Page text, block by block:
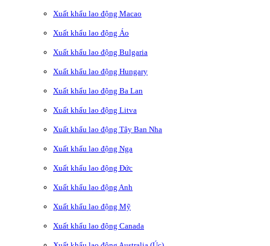
Xuất khẩu lao động Macao
Xuất khẩu lao động Áo
Xuất khẩu lao động Bulgaria
Xuất khẩu lao động Hungary
Xuất khẩu lao động Ba Lan
Xuất khẩu lao động Litva
Xuất khẩu lao động Tây Ban Nha
Xuất khẩu lao động Nga
Xuất khẩu lao động Đức
Xuất khẩu lao động Anh
Xuất khẩu lao động Mỹ
Xuất khẩu lao động Canada